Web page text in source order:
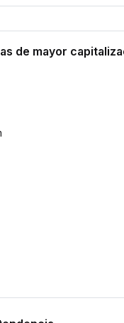
de mayor